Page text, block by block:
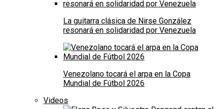
La guitarra clásica de Nirse González
resonará en solidaridad por Venezuela
Venezolano tocará el arpa en la Copa
Mundial de Fútbol 2026
Videos